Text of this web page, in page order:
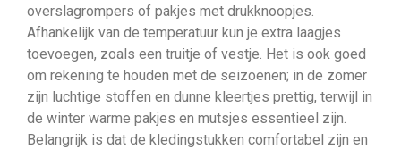
overslagrompers of pakjes met drukknoopjes.
Afhankelijk van de temperatuur kun je extra laagjes
toevoegen, zoals een truitje of vestje. Het is ook goed
om rekening te houden met de seizoenen; in de zomer
zijn luchtige stoffen en dunne kleertjes prettig, terwijl in
de winter warme pakjes en mutsjes essentieel zijn.
Belangrijk is dat de kledingstukken comfortabel zijn en